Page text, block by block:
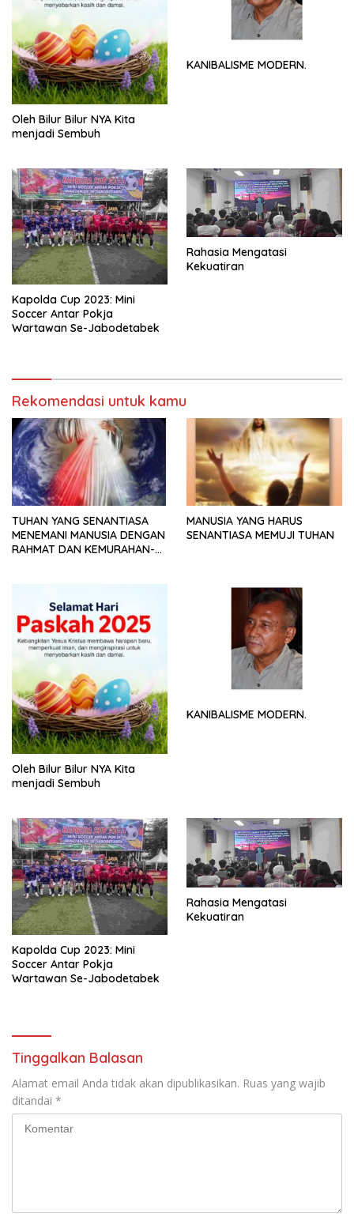
Oleh Bilur Bilur NYA Kita
menjadi Sembuh
KANIBALISME MODERN.
Kapolda Cup 2023: Mini
Soccer Antar Pokja
Wartawan Se-Jabodetabek
Rahasia Mengatasi
Kekuatiran
Rekomendasi untuk kamu
TUHAN YANG SENANTIASA
MENEMANI MANUSIA DENGAN
RAHMAT DAN KEMURAHAN-
MANUSIA YANG HARUS
SENANTIASA MEMUJI TUHAN
Oleh Bilur Bilur NYA Kita
menjadi Sembuh
KANIBALISME MODERN.
Kapolda Cup 2023: Mini
Soccer Antar Pokja
Wartawan Se-Jabodetabek
Rahasia Mengatasi
Kekuatiran
Tinggalkan Balasan
Alamat email Anda tidak akan dipublikasikan. Ruas yang wajib
ditandai *